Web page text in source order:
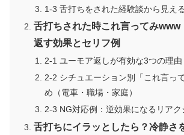
1-3 舌打ちをされた経験談から見え
舌打ちされた時これ言ってみwww
返す効果とセリフ例
2-1 ユーモア返しが有効な3つの理由
2-2 シチュエーション別「これ言っ
め（電車・職場・家庭）
2-3 NG対応例：逆効果になるリアク
舌打ちにイラッとしたら？冷静さ